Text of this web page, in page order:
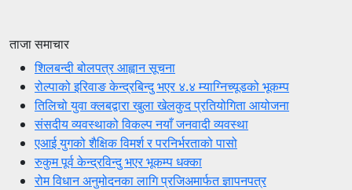
ताजा समाचार
शिलबन्दी बोलपत्र आह्वान सूचना
रोल्पाको इरिवाङ केन्द्रबिन्दु भएर ४.४ म्याग्निच्यूडको भूकम्प
तिलिचो युवा क्लबद्वारा खुला खेलकुद प्रतियोगिता आयोजना
संसदीय व्यवस्थाको विकल्प नयाँ जनवादी व्यवस्था
एआई युगको शैक्षिक विमर्श र परनिर्भरताको पासो
रुकुम पूर्व केन्द्रविन्दु भएर भूकम्प धक्का
रोम विधान अनुमोदनका लागि प्रजिअमार्फत ज्ञापनपत्र